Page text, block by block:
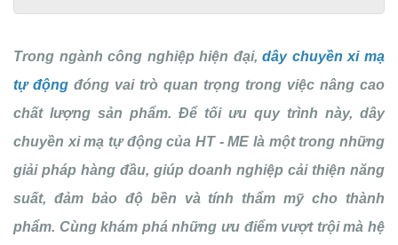
Trong ngành công nghiệp hiện đại,dây chuyền xi mạ
tự động đóng vai trò quan trọng trong việc nâng cao
chất lượng sản phẩm. Để tối ưu quy trình này, dây
chuyền xi mạ tự động của HT - ME là một trong những
giải pháp hàng đầu, giúp doanh nghiệp cải thiện năng
suất, đảm bảo độ bền và tính thẩm mỹ cho thành
phẩm. Cùng khám phá những ưu điểm vượt trội mà hệ